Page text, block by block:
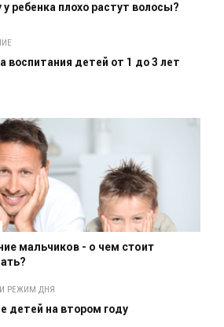
у ребенка плохо растут волосы?
воспитания детей от 1 до 3 лет
мальчиков - о чем стоит
РЕЖИМ ДНЯ
детей на втором году